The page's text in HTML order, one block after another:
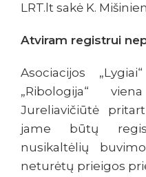
LRT.lt sakė K.
Atviram registrui
Asociacijos
„Ribologija“
Jureliavičiūtė
jame būtų
nusikaltėlių
neturėtų prieigos